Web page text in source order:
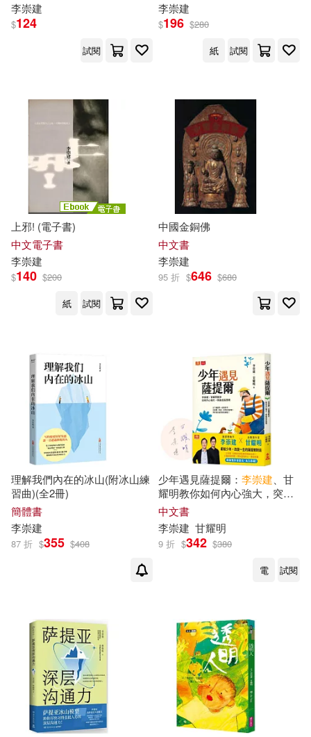
李崇建
$124
試閱
李崇建
$196 $280
紙
試閱
上邪! (電子書)
中文電子書
李崇建
$140 $200
紙
試閱
中國金銅佛
中文書
李崇建
95 折 $646 $680
理解我們內在的冰山(附冰山練
習曲)(全2冊)
簡體書
李崇建
87 折 $355 $408
少年遇見薩提爾： 李崇建 、甘
耀明教你如何內心強大，突破
成長困境(限量雙作家簽名版)
中文書
李崇建 甘耀明
9 折 $342 $380
電
試閱